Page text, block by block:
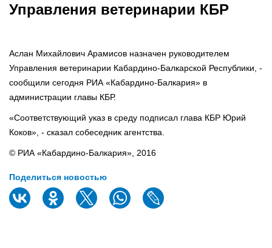
Управления ветеринарии КБР
Аслан Михайлович Арамисов назначен руководителем
Управления ветеринарии Кабардино-Балкарской Республики, -
сообщили сегодня РИА «Кабардино-Балкария» в
администрации главы КБР.
«Соответствующий указ в среду подписал глава КБР Юрий
Коков», - сказал собеседник агентства.
© РИА «Кабардино-Балкария», 2016
Поделиться новостью